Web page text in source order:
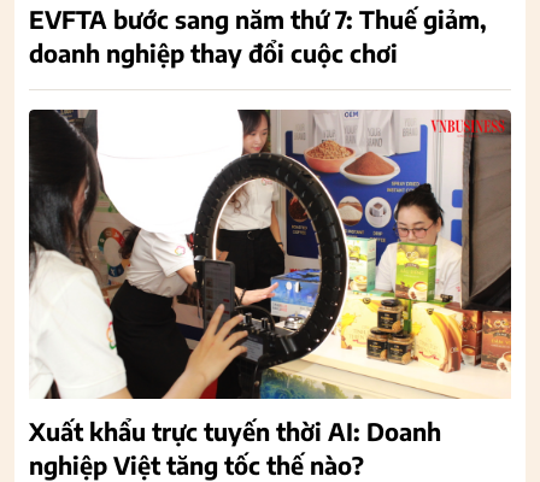
EVFTA bước sang năm thứ 7: Thuế giảm,
doanh nghiệp thay đổi cuộc chơi
Xuất khẩu trực tuyến thời AI: Doanh
nghiệp Việt tăng tốc thế nào?